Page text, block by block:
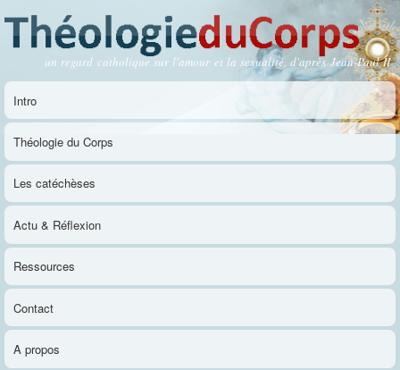
contenu
principal
Théologie du Corps
un regard catholique sur l'amour et la sexualité, d'après Jean-Paul II
Menu principal
Intro
Théologie du Corps
Les catéchèses
Actu & Réflexion
Ressources
Contact
A propos